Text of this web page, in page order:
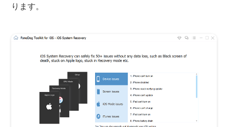
ります。